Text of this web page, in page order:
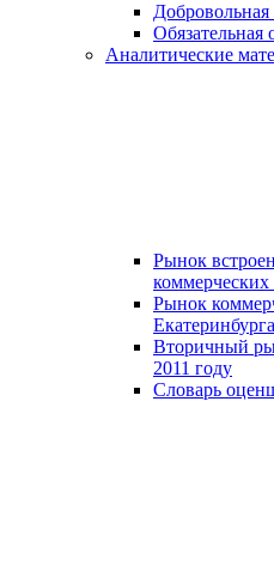
Добровольная
Обязательная
Аналитические
Рынок
Рынок
Вторичный
2011 году
Словарь